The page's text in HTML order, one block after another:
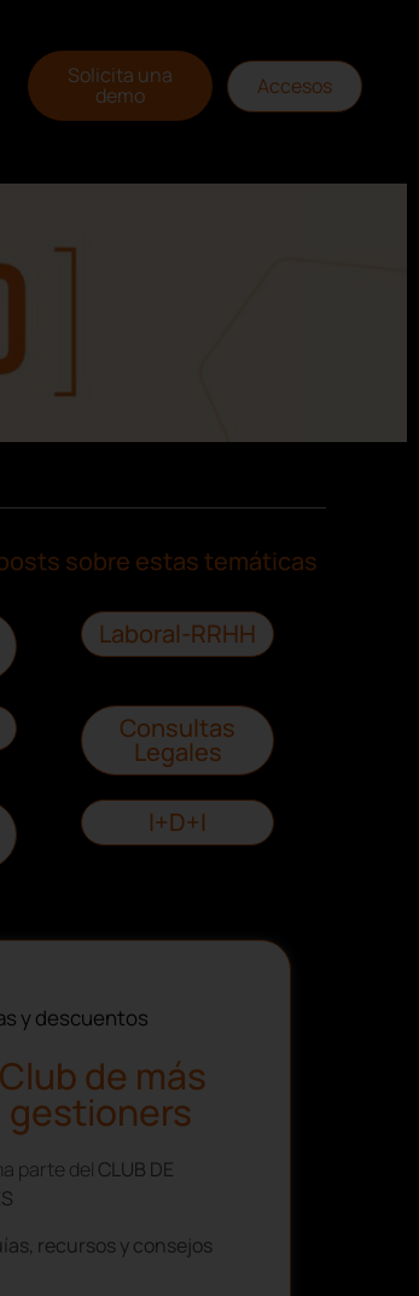
Solicita una
demo Accesos
sobre estas temáticas
Laboral-RRHH
Consultas
Legales
I+D+I
y descuentos
de más
gestioners
parte del CLUB DE
recursos y consejos